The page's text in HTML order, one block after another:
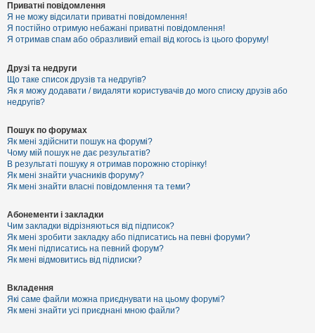
Приватні повідомлення
Я не можу відсилати приватні повідомлення!
Я постійно отримую небажані приватні повідомлення!
Я отримав спам або образливий email від когось із цього форуму!
Друзі та недруги
Що таке список друзів та недругів?
Як я можу додавати / видаляти користувачів до мого списку друзів або
недругів?
Пошук по форумах
Як мені здійснити пошук на форумі?
Чому мій пошук не дає результатів?
В результаті пошуку я отримав порожню сторінку!
Як мені знайти учасників форуму?
Як мені знайти власні повідомлення та теми?
Абонементи і закладки
Чим закладки відрізняються від підписок?
Як мені зробити закладку або підписатись на певні форуми?
Як мені підписатись на певний форум?
Як мені відмовитись від підписки?
Вкладення
Які саме файли можна приєднувати на цьому форумі?
Як мені знайти усі приєднані мною файли?